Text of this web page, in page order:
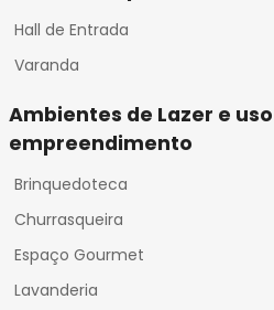
Hall de Entrada
Varanda
Ambientes de Lazer e
empreendimento
Brinquedoteca
Churrasqueira
Espaço Gourmet
Lavanderia